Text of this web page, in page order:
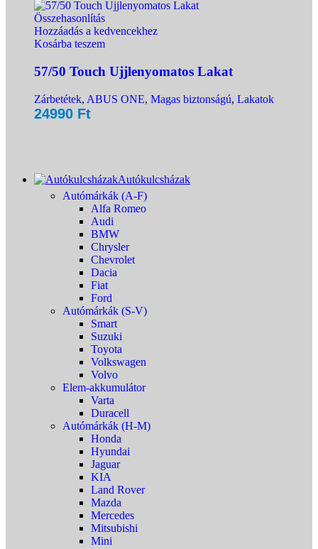
Összehasonlítás
Hozzáadás a kedvencekhez
Kosárba teszem
57/50 Touch Ujjlenyomatos Lakat
Zárbetétek, ABUS ONE, Magas biztonságú, Lakatok
24990 Ft
Autókulcsházak
Autómárkák (A-F)
Alfa Romeo
Audi
BMW
Chrysler
Chevrolet
Dacia
Fiat
Ford
Autómárkák (S-V)
Smart
Suzuki
Toyota
Volkswagen
Volvo
Elem-akkumulátor
Varta
Duracell
Autómárkák (H-M)
Honda
Hyundai
Jaguar
KIA
Land Rover
Mazda
Mercedes
Mitsubishi
Mini